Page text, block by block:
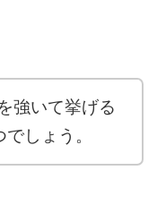
強いて挙げる
しょう。